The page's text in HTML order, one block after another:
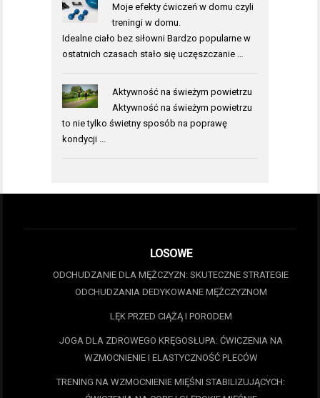
Moje efekty ćwiczeń w domu czyli
treningi w domu.
Idealne ciało bez siłowni Bardzo popularne w
ostatnich czasach stało się uczęszczanie …
Aktywność na świeżym powietrzu
Aktywność na świeżym powietrzu
to nie tylko świetny sposób na poprawę
kondycji …
LOSOWE
ODCHUDZANIE DLA MĘŻCZYZN: SKUTECZNE STRATEGIE
ODCHUDZANIA DEDYKOWANE MĘŻCZYZNOM
LĘK PRZED CIĄŻĄ I PORODEM
JOGA DLA ZDROWEGO KRĘGOSŁUPA: ĆWICZENIA NA
WZMOCNIENIE I ELASTYCZNOŚĆ PLECÓW
TRENING NA WZMOCNIENIE MIĘŚNI STABILIZUJĄCYCH: